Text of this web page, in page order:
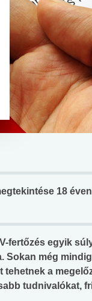
18
fertőzés egyik
Sokan még
a
tudnivalókat,